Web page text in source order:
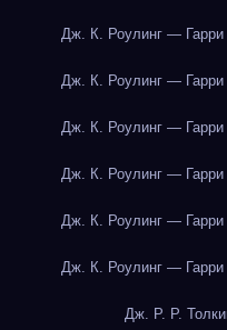
Дж. К. Роулинг — Гарри
Дж. К. Роулинг — Гарри
Дж. К. Роулинг — Гарри
Дж. К. Роулинг — Гарри
Дж. К. Роулинг — Гарри
Дж. К. Роулинг — Гарри
Дж. Р. Р.